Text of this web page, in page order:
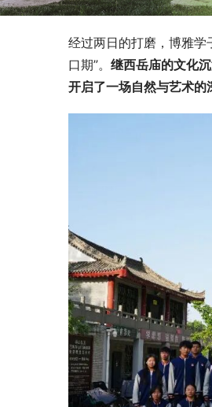
经过两日的打磨，博雅学
口期”。 继西岳庙的文化
开启了一场自然与艺术的